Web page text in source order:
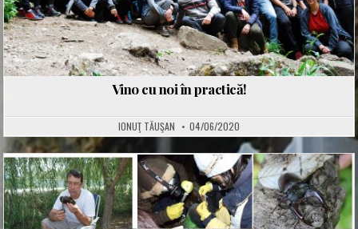
Vino cu noi în practică!
IONUŢ TĂUŞAN 04/06/2020
Posted
in